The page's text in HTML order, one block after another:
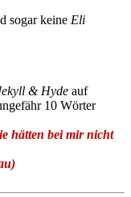
sogar keine Eli
& Hyde auf
10 Wörter
hätten bei mir nicht